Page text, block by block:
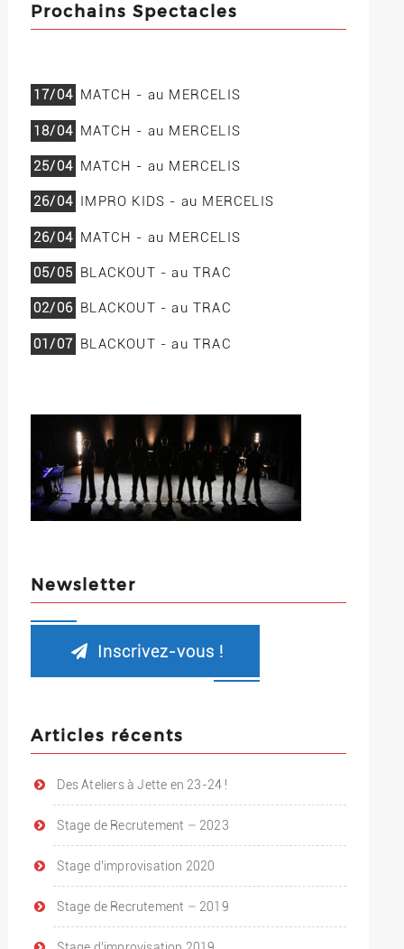
Prochains Spectacles
17/04 MATCH - au MERCELIS
18/04 MATCH - au MERCELIS
25/04 MATCH - au MERCELIS
26/04 IMPRO KIDS - au MERCELIS
26/04 MATCH - au MERCELIS
05/05 BLACKOUT - au TRAC
02/06 BLACKOUT - au TRAC
01/07 BLACKOUT - au TRAC
Newsletter
Inscrivez-vous !
Articles récents
Des Ateliers à Jette en 23-24 !
Stage de Recrutement – 2023
Stage d’improvisation 2020
Stage de Recrutement – 2019